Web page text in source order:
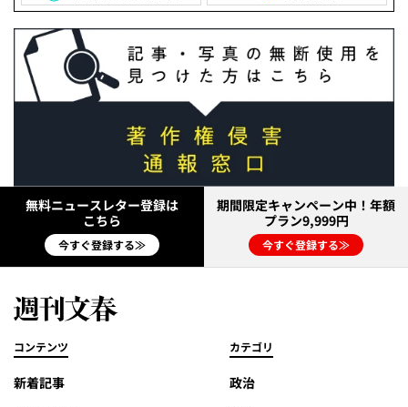
無料ニュースレター登録は
こちら
今すぐ登録する≫
期間限定キャンペーン中！年額
プラン9,999円
今すぐ登録する≫
コンテンツ
新着記事
カテゴリ
政治